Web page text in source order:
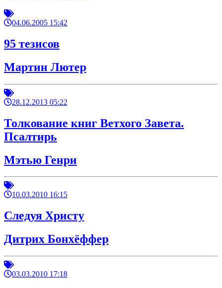
04.06.2005 15:42
95 тезисов
Мартин Лютер
28.12.2013 05:22
Толкование книг Ветхого Завета.
Псалтирь
Мэтью Генри
10.03.2010 16:15
Следуя Христу
Дитрих Бонхёффер
03.03.2010 17:18